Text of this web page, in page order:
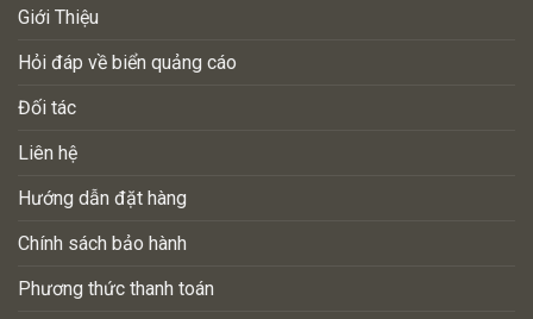
Giới Thiệu
Hỏi đáp về biển quảng cáo
Đối tác
Liên hệ
Hướng dẫn đặt hàng
Chính sách bảo hành
Phương thức thanh toán